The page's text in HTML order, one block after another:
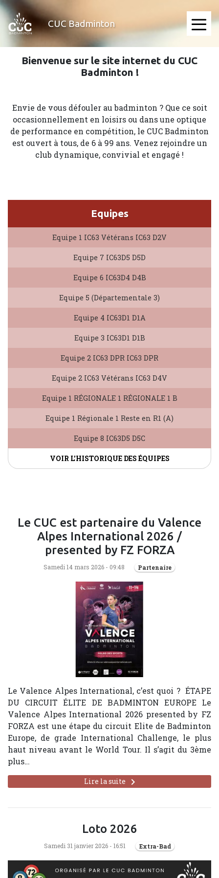
Aller
au
contenu
principal
CUC Badminton
≡
Accueil
Bienvenue sur le site internet du CUC
Badminton !
Envie de vous défouler au badminton ? Que ce soit
occasionnellement en loisirs ou dans une optique
de performance en compétition, le CUC Badminton
est ouvert à tous, de 6 à 99 ans. Venez rejoindre un
club dynamique, convivial et engagé !
Equipes
Equipe 1 IC63 Vétérans IC63 D2V
Equipe 7 IC63D5 D5D
Equipe 6 IC63D4 D4B
Equipe 5 (Départementale 3)
Equipe 4 IC63D1 D1A
Equipe 3 IC63D1 D1B
Equipe 2 IC63 DPR IC63 DPR
Equipe 2 IC63 Vétérans IC63 D4V
Equipe 1 RÉGIONALE 1 RÉGIONALE 1 B
Equipe 1 Régionale 1 Reste en R1 (A)
Equipe 8 IC63D5 D5C
VOIR L'HISTORIQUE DES ÉQUIPES
Le CUC est partenaire du Valence
Alpes International 2026 /
presented by FZ FORZA
Samedi 14 mars 2026 - 09:48 Partenaire
Le Valence Alpes International, c’est quoi ? ÉTAPE
DU CIRCUIT ÉLITE DE BADMINTON EUROPE Le
Valence Alpes International 2026 presented by FZ
FORZA est une étape du circuit Elite de Badminton
Europe, de grade International Challenge, le plus
haut niveau avant le World Tour. Il s’agit du 3ème
plus…
Lire la suite keyboard_arrow_right
Loto 2026
Samedi 31 janvier 2026 - 16:51 Extra-Bad